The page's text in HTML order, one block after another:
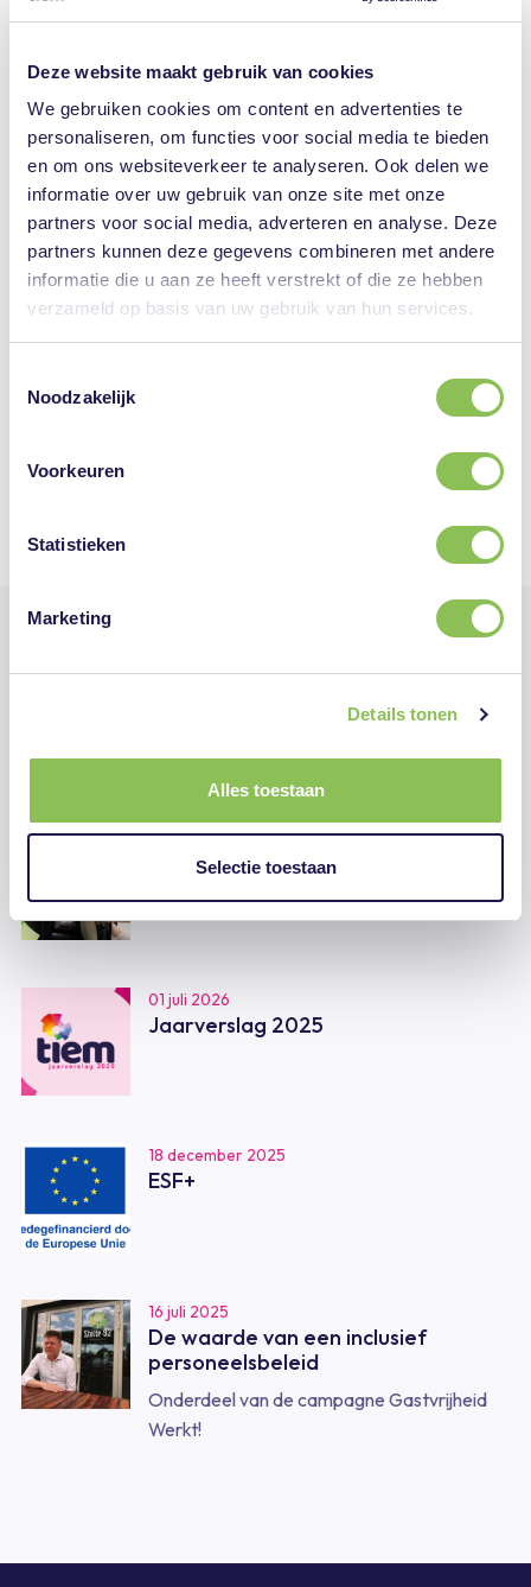
Deze website maakt gebruik van cookies
We gebruiken cookies om content en advertenties te
personaliseren, om functies voor social media te bieden
en om ons websiteverkeer te analyseren. Ook delen we
informatie over uw gebruik van onze site met onze
partners voor social media, adverteren en analyse. Deze
partners kunnen deze gegevens combineren met andere
informatie die u aan ze heeft verstrekt of die ze hebben
verzameld op basis van uw gebruik van hun services.
Noodzakelijk
Voorkeuren
Statistieken
Marketing
Details tonen
Alles toestaan
Selectie toestaan
Het is fijn om elkaar op deze manier te
ontmoeten, ik heb er veel aan gehad.
Tevreden bezoeker van de eerste editie
Zien we jou 31 oktober?
Deel deze pagina
07 juli 2026
Gezond werken begint bij Tiem
01 juli 2026
Jaarverslag 2025
18 december 2025
ESF+
16 juli 2025
De waarde van een inclusief
personeelsbeleid
Onderdeel van de campagne Gastvrijheid
Werkt!